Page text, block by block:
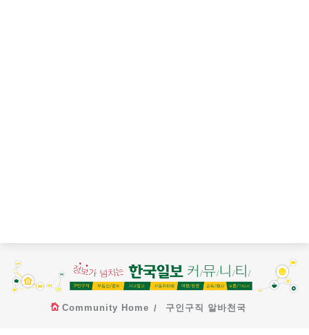
Community Home 구인구직 알바천국